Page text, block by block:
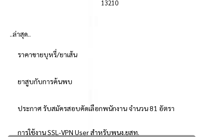
13210
..ล่าสุด..
ราคาขายบุหรี่/ยาเส้น
ยาสูบกับการค้นพบ
ประกาศ รับสมัครสอบคัดเลือกพนักงาน จำนวน 81 อัตรา
การใช้งาน SSL-VPN User สำหรับพนง.ยสท.